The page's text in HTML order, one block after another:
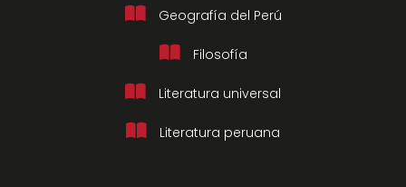
Geografía del Perú
Filosofía
Literatura universal
Literatura peruana